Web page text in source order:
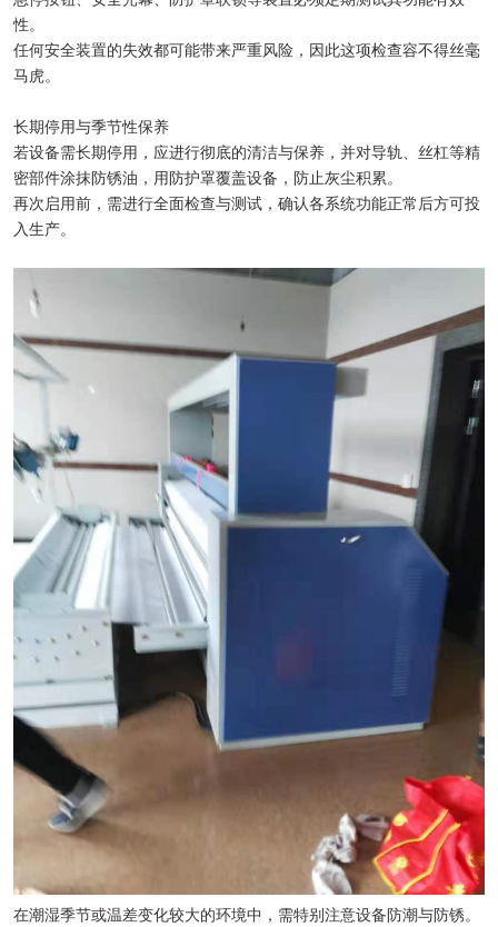
性。
任何安全装置的失效都可能带来严重风险，因此这项检查容不得丝毫
马虎。
长期停用与季节性保养
若设备需长期停用，应进行彻底的清洁与保养，并对导轨、丝杠等精
密部件涂抹防锈油，用防护罩覆盖设备，防止灰尘积累。
再次启用前，需进行全面检查与测试，确认各系统功能正常后方可投
入生产。
在潮湿季节或温差变化较大的环境中，需特别注意设备防潮与防锈。